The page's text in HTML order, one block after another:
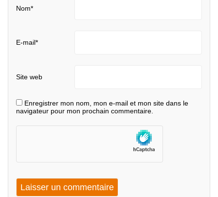
Nom*
E-mail*
Site web
Enregistrer mon nom, mon e-mail et mon site dans le
navigateur pour mon prochain commentaire.